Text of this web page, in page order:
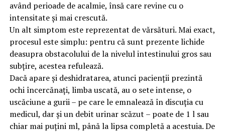
având perioade de acalmie, însă care revine cu o
intensitate şi mai crescută.
Un alt simptom este reprezentat de vărsături. Mai exact,
procesul este simplu: pentru că sunt prezente lichide
deasupra obstacolului de la nivelul intestinului gros sau
subţire, acestea refulează.
Dacă apare şi deshidratarea, atunci pacienţii prezintă
ochi încercănaţi, limba uscată, au o sete intense, o
uscăciune a gurii – pe care le emnalează în discuţia cu
medicul, dar şi un debit urinar scăzut – poate de 1 l sau
chiar mai puţini ml, până la lipsa completă a acestuia. De